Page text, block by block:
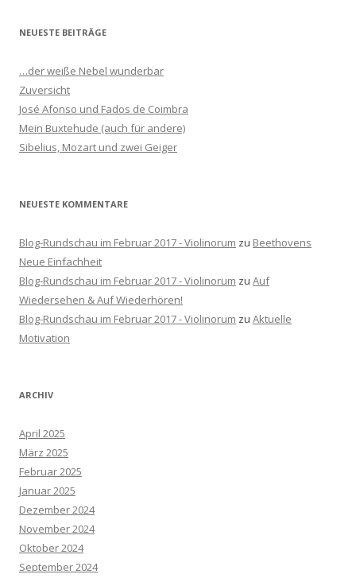
h
n
a
c
h
NEUESTE BEITRÄGE
…der weiße Nebel wunderbar
Zuversicht
José Afonso und Fados de Coimbra
Mein Buxtehude (auch für andere)
Sibelius, Mozart und zwei Geiger
NEUESTE KOMMENTARE
Blog-Rundschau im Februar 2017 - Violinorum zu Beethovens
Neue Einfachheit
Blog-Rundschau im Februar 2017 - Violinorum zu Auf
Wiedersehen & Auf Wiederhören!
Blog-Rundschau im Februar 2017 - Violinorum zu Aktuelle
Motivation
ARCHIV
April 2025
März 2025
Februar 2025
Januar 2025
Dezember 2024
November 2024
Oktober 2024
September 2024